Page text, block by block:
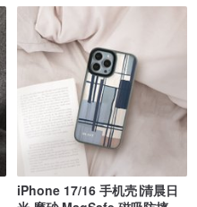
iPhone 17/16 手机壳∣清晨日